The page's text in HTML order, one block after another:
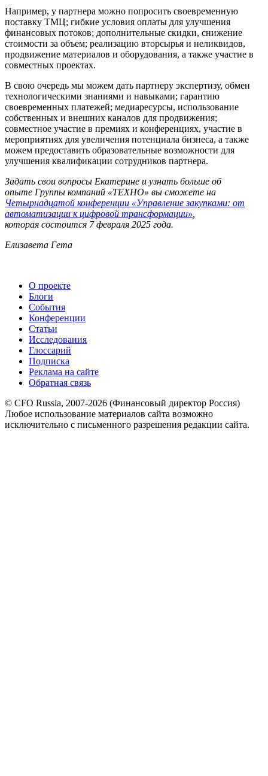
Например, у партнера можно попросить своевременную
поставку ТМЦ; гибкие условия оплаты для улучшения
финансовых потоков; дополнительные скидки, снижение
стоимости за объем; реализацию вторсырья и неликвидов,
продвижение материалов и оборудования, а также участие в
совместных проектах.
В свою очередь мы можем дать партнеру экспертизу, обмен
технологическими знаниями и навыками; гарантию
своевременных платежей; медиаресурсы, использование
собственных и внешних каналов для продвижения;
совместное участие в премиях и конференциях, участие в
мероприятиях для увеличения потенциала бизнеса, а также
можем предоставить образовательные возможности для
улучшения квалификации сотрудников партнера.
Задать свои вопросы Екатерине и узнать больше об
опыте Группы компаний «ТЕХНО» вы сможете на
Четырнадцатой конференции «Управление закупками: от
автоматизации к цифровой трансформации»
которая состоится 7 февраля 2025 года.
Елизавета Гета
О проекте
Блоги
События
Конференции
Статьи
Исследования
Глоссарий
Подписка
Реклама на сайте
Обратная связь
© CFO Russia, 2007-2026 (Финансовый директор Россия)
Любое использование материалов сайта возможно
исключительно с письменного разрешения редакции сайта.